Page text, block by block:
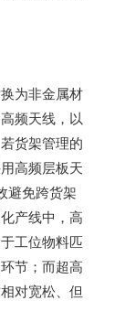
为非金属材
频天线，以
货架管理的
高频层板天
避免跨货架
产线中，高
工位物料匹
节；而超高
对宽松、但